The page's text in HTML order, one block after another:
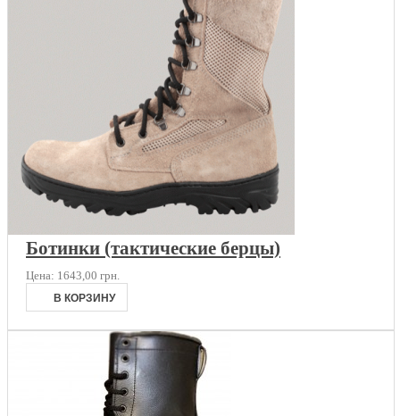
Ботинки (тактические берцы)
Цена: 1643,00 грн.